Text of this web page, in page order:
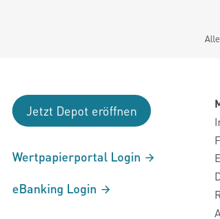
Jetzt Depot eröffnen
Wertpapierportal Login
eBanking Login